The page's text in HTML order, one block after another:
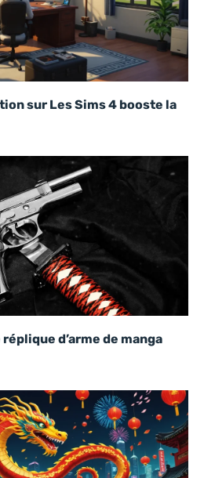
sur Les Sims 4 booste la
d’arme de manga